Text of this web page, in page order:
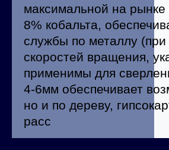
максимальной на
8% кобальта,
службы по металлу
скоростей вращения,
применимы для
4-6мм обеспечивает
но и по дереву,
расс